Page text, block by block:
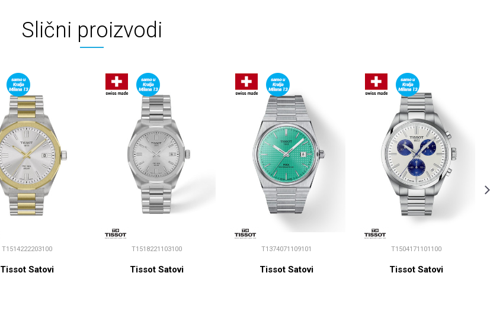
Slični proizvodi
T1514222203100
Tissot Satovi
T1518221103100
Tissot Satovi
T1374071109101
Tissot Satovi
T1504171101100
Tissot Satovi